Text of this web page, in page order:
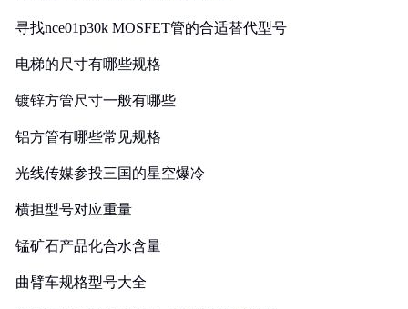
寻找nce01p30k MOSFET管的合适替代型号
电梯的尺寸有哪些规格
镀锌方管尺寸一般有哪些
铝方管有哪些常见规格
光线传媒参投三国的星空爆冷
横担型号对应重量
锰矿石产品化合水含量
曲臂车规格型号大全